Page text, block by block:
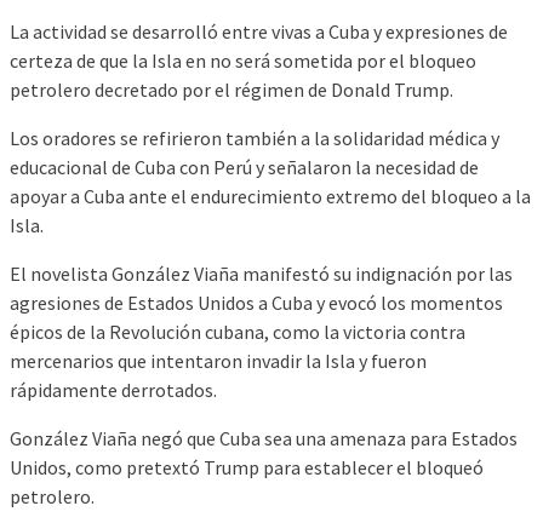
La actividad se desarrolló entre vivas a Cuba y expresiones de
certeza de que la Isla en no será sometida por el bloqueo
petrolero decretado por el régimen de Donald Trump.
Los oradores se refirieron también a la solidaridad médica y
educacional de Cuba con Perú y señalaron la necesidad de
apoyar a Cuba ante el endurecimiento extremo del bloqueo a la
Isla.
El novelista González Viaña manifestó su indignación por las
agresiones de Estados Unidos a Cuba y evocó los momentos
épicos de la Revolución cubana, como la victoria contra
mercenarios que intentaron invadir la Isla y fueron
rápidamente derrotados.
González Viaña negó que Cuba sea una amenaza para Estados
Unidos, como pretextó Trump para establecer el bloqueó
petrolero.